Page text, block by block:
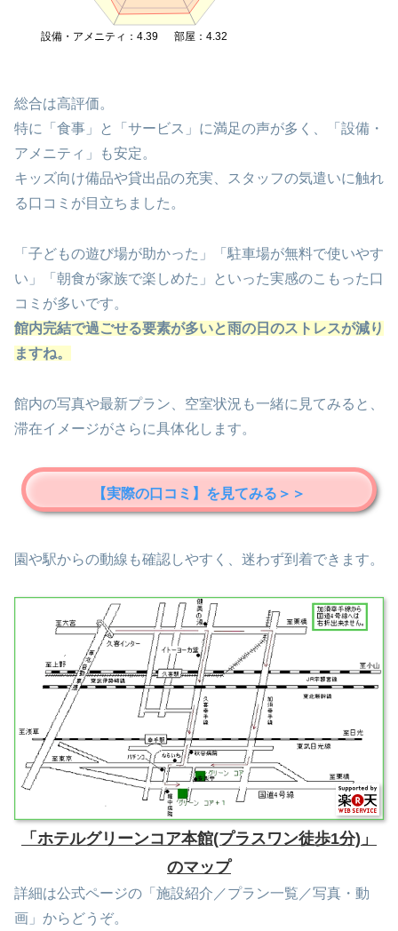
部屋：4.32
設備・アメニティ：4.39
総合は高評価。
特に「食事」と「サービス」に満足の声が多く、「設備・
アメニティ」も安定。
キッズ向け備品や貸出品の充実、スタッフの気遣いに触れ
る口コミが目立ちました。
「子どもの遊び場が助かった」「駐車場が無料で使いやす
い」「朝食が家族で楽しめた」といった実感のこもった口
コミが多いです。
館内完結で過ごせる要素が多いと雨の日のストレスが減り
ますね。
館内の写真や最新プラン、空室状況も一緒に見てみると、
滞在イメージがさらに具体化します。
【実際の口コミ】を見てみる＞＞
園や駅からの動線も確認しやすく、迷わず到着できます。
「ホテルグリーンコア本館(プラスワン徒歩1分)」
のマップ
詳細は公式ページの「施設紹介／プラン一覧／写真・動
画」からどうぞ。